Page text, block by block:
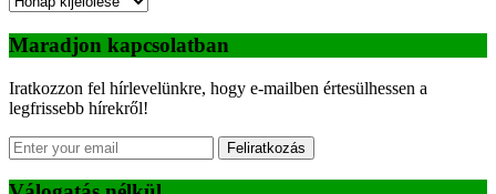
Maradjon kapcsolatban
Iratkozzon fel hírlevelünkre, hogy e-mailben értesülhessen a
legfrissebb hírekről!
Feliratkozás